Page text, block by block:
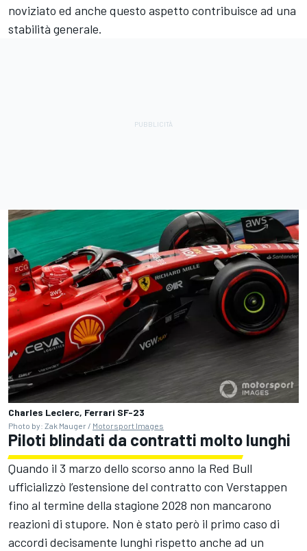
noviziato ed anche questo aspetto contribuisce ad una
stabilità generale.
Charles Leclerc, Ferrari SF-23
Photo by: Zak Mauger / Motorsport Images
Piloti blindati da contratti molto lunghi
Quando il 3 marzo dello scorso anno la Red Bull
ufficializzò l’estensione del contratto con Verstappen
fino al termine della stagione 2028 non mancarono
reazioni di stupore. Non è stato però il primo caso di
accordi decisamente lunghi rispetto anche ad un